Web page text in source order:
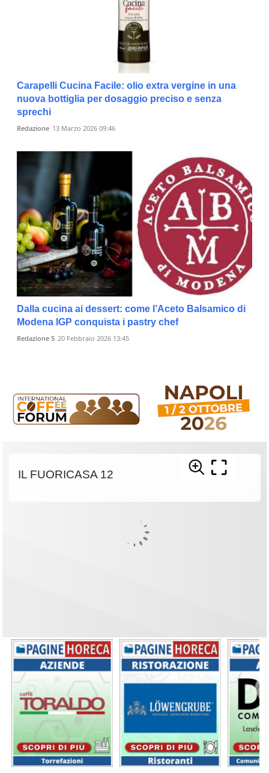
Carapelli Cucina Facile: olio extra vergine in una
nuova bottiglia per dosaggio preciso e senza
sprechi
Redazione 13 Marzo 2026 09:46
Dalla cucina ai dessert: come l’Aceto Balsamico di
Modena IGP conquista i pastry chef
Redazione 5 20 Febbraio 2026 13:45